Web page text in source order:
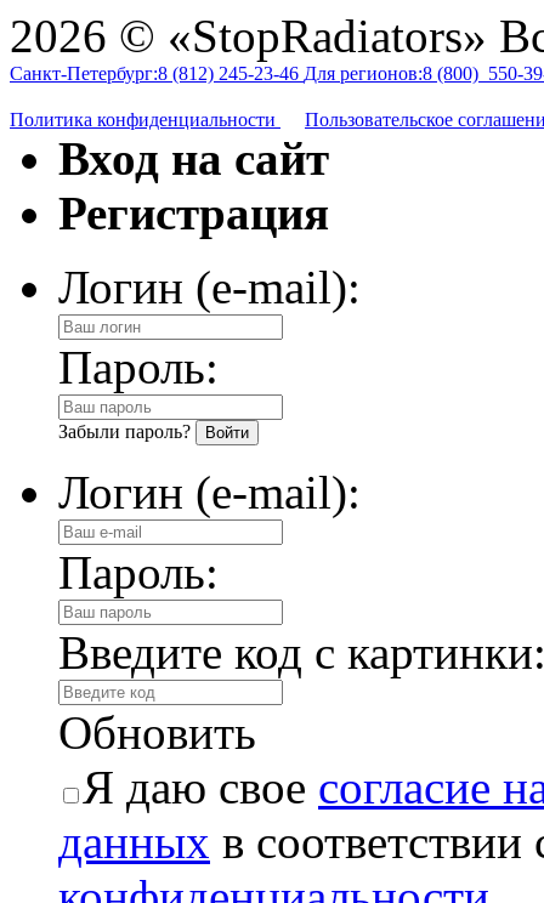
2026 © «StopRadiators»
Санкт-Петербург:8 (812) 245-23-46 Для регионов:8 (800) 550-
Политика конфиденциальности Пользовательское
Вход на сайт
Регистрация
Логин (e-mail):
Пароль:
Забыли пароль?
Логин (e-mail):
Пароль:
Введите код с
Обновить
Я даю свое согласие
данных в соответствии